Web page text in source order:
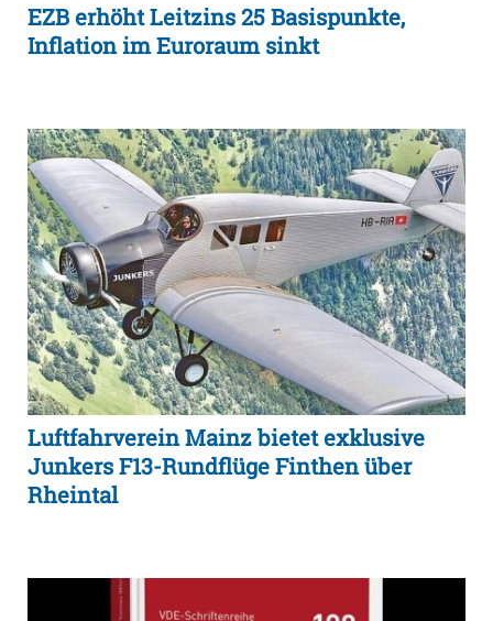
EZB erhöht Leitzins 25 Basispunkte,
Inflation im Euroraum sinkt
Luftfahrverein Mainz bietet exklusive
Junkers F13-Rundflüge Finthen über
Rheintal